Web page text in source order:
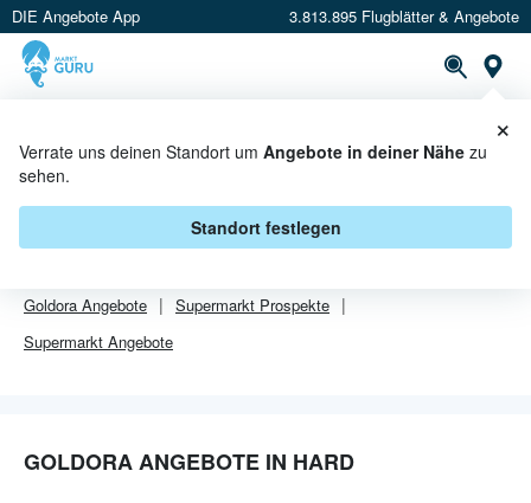
DIE Angebote App 3.813.895 Flugblätter & Angebote
Verrate uns deinen Standort um Angebote in deiner Nähe zu
sehen.
Standort festlegen
×
GOLDORA ANGEBOTE IN HARD
VonGoldorasind in Hard leider alle Angebebote abgelaufen.
Goldora Angebote Supermarkt Prospekte
Supermarkt Angebote
GOLDORA ANGEBOTE IN HARD